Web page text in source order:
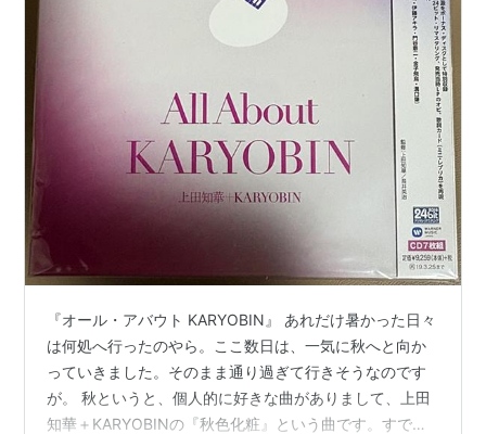
『オール・アバウト KARYOBIN』 あれだけ暑かった日々
は何処へ行ったのやら。ここ数日は、一気に秋へと向か
っていきました。そのまま通り過ぎて行きそうなのです
が。 秋というと、個人的に好きな曲がありまして、上田
知華＋KARYOBINの『秋色化粧』という曲です。すでに